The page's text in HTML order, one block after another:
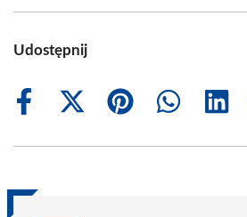
Udostępnij
Share
Share
(Twitter)
Share
Share
Share